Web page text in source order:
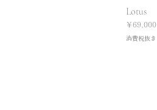
Lotus
価格
￥69,000
消費税抜き